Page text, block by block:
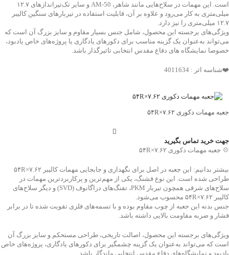
است. این مهمات در سلاح‌هایی مانند شاهر، AM-50 و سایر تک‌تیراندازهای ۱۲.۷
میلی‌متری به کار می‌رود و علاوه بر آن، قابلیت استفاده در تیربارهای سنگین کالیبر
۱۲.۷ میلی‌متری را نیز دارد.
ویژگی‌های برجسته این محصول، شامل جنس بسیار مقاوم و سایز بزرگ آن است که
می‌تواند به‌عنوان یک گزینه مناسب برای دکورهای یادگاری یا پروژه‌های خاص یادبود،
خصوصا نمایشگاه های دفاع مقدس انتخابی تاثیرگذار باشد.
❤️شناسه اثر : 4011634
جعبه مهمات دکوری ۷.۶۲×۵۴R
جهت خرید تماس بگیرید
💠 جعبه مهمات دکوری ۷.۶۲×۵۴R
بیشتر بدانیم: این جعبه در اصل برای نگهداری و جابجایی مهمات کالیبر ۷.۶۲×۵۴R
طراحی شده است. این نوع فشنگ، یکی از مهم‌ترین و پرکاربردترین مهمات در
سلاح‌های شرقی همچون تیربار PKM، تفنگ‌های دراگانوف (SVD) و دیگر سلاح‌های
کالیبر ۷.۶۲×۵۴R محسوب می‌شود.
جنس بدنه این جعبه از چوب مقاوم بوده و با تسمه‌های فلزی تقویت شده تا در برابر
فشار و ضربه مقاومت بالایی داشته باشد.
ویژگی‌های برجسته این محصول، اصالت تاریخی، طراحی مستحکم و سایز بزرگ آن
است که می‌تواند به‌عنوان یک گزینه چشمگیر برای دکورهای یادگاری، پروژه‌های خاص
یادبود و نمایشگاه‌های دفاع مقدس انتخابی ماندگار باشد.